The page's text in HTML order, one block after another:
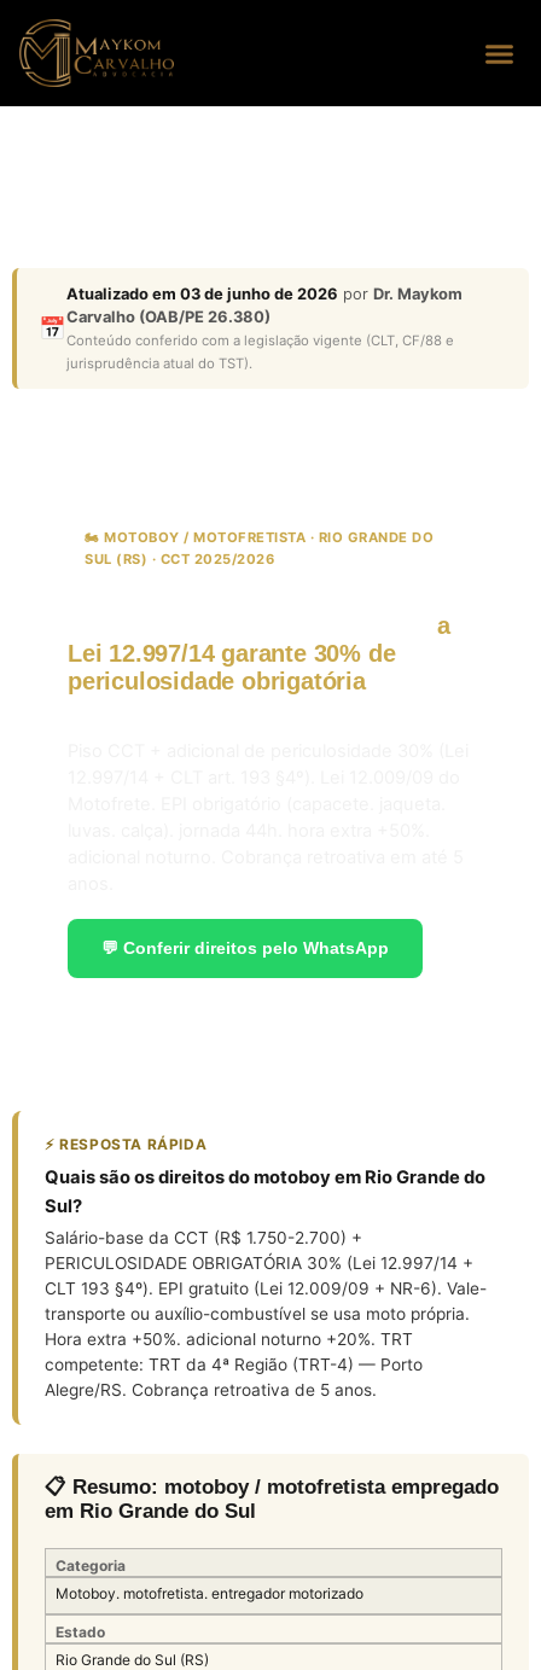
📅
Atualizado em 03 de junho de 2026 por Dr. Maykom
Carvalho (OAB/PE 26.380)
Conteúdo conferido com a legislação vigente (CLT, CF/88 e
jurisprudência atual do TST).
🏍️ MOTOBOY / MOTOFRETISTA · RIO GRANDE DO
SUL (RS) · CCT 2025/2026
Motoboy em Rio Grande do Sul:a
Lei 12.997/14 garante 30% de
periculosidade obrigatóriaem
💬 Conferir direitos pelo WhatsApp
⚡ RESPOSTA RÁPIDA
Quais são os direitos do motoboy em Rio Grande do
Sul?
Salário-base da CCT (R$ 1.750-2.700) +
PERICULOSIDADE OBRIGATÓRIA 30% (Lei 12.997/14 +
CLT 193 §4º). EPI gratuito (Lei 12.009/09 + NR-6). Vale-
transporte ou auxílio-combustível se usa moto própria.
Hora extra +50%. adicional noturno +20%. TRT
competente: TRT da 4ª Região (TRT-4) — Porto
Alegre/RS. Cobrança retroativa de 5 anos.
📋 Resumo: motoboy / motofretista empregado
em Rio Grande do Sul
Categoria
Motoboy. motofretista. entregador motorizado
Estado
Rio Grande do Sul (RS)